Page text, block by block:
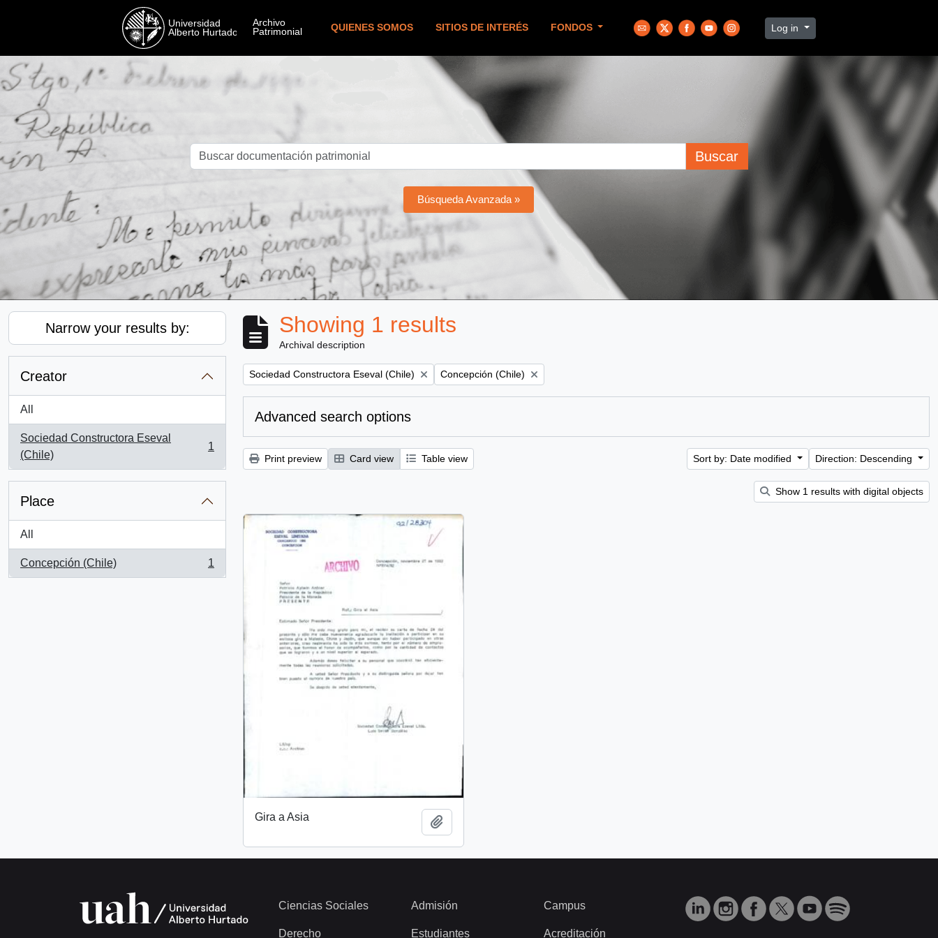
QUIENES SOMOS SITIOS DE INTERÉS FONDOS Log in
Buscar
Búsqueda Avanzada »
Narrow your results by:
Creator
All
Sociedad Constructora Eseval
(Chile)
, 1 results
1
Place
All
Concepción (Chile)
, 1 results
1
Showing 1 results
Archival description
Remove filter:
Sociedad Constructora Eseval (Chile) Remove filter:
Concepción (Chile)
Advanced search options
Print preview Card view Table view Sort by: Date modified Direction: Descending
Show 1 results with digital objects
Gira a Asia
Ciencias Sociales
Derecho
Admisión
Estudiantes
Campus
Acreditación